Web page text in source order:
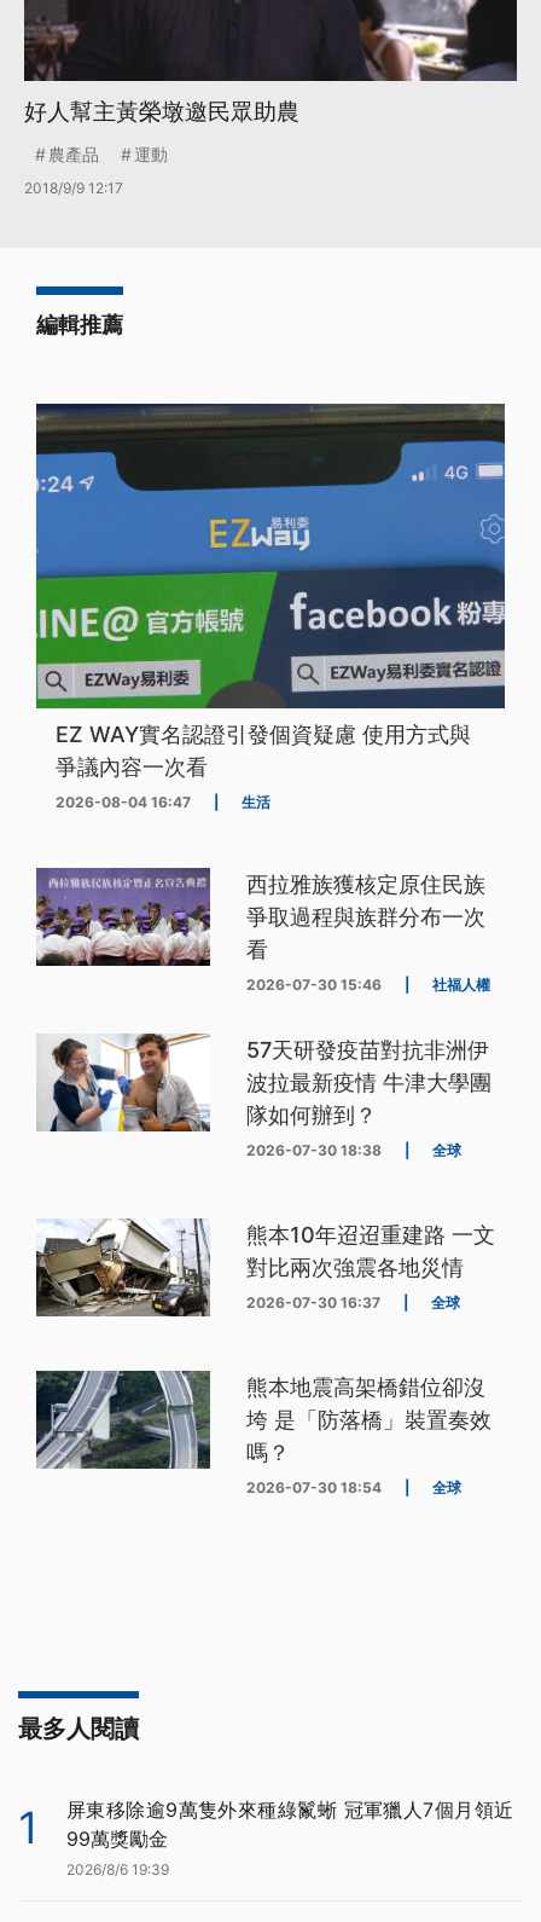
好人幫主黃榮墩邀民眾助農
農產品 運動
2018/9/9 12:17
編輯推薦
EZ WAY實名認證引發個資疑慮 使用方式與
爭議內容一次看
2026-08-04 16:47 生活
西拉雅族獲核定原住民族
爭取過程與族群分布一次
看
2026-07-30 15:46 社福人權
57天研發疫苗對抗非洲伊
波拉最新疫情 牛津大學團
隊如何辦到？
2026-07-30 18:38 全球
熊本10年迢迢重建路 一文
對比兩次強震各地災情
2026-07-30 16:37 全球
熊本地震高架橋錯位卻沒
垮 是「防落橋」裝置奏效
嗎？
2026-07-30 18:54 全球
最多人閱讀
1
屏東移除逾9萬隻外來種綠鬣蜥 冠軍獵人7個月領近
99萬獎勵金
2026/8/6 19:39